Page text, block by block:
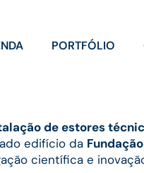
de estores
edifício da
científica e